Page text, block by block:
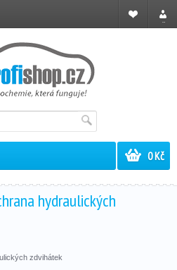
Registrace
0 Kč
hydraulických
zdvihátek